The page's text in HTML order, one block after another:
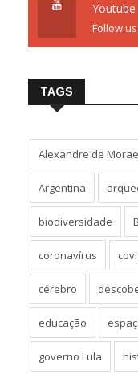
Youtube
Follow
TAGS
Alexandre de
Argentina
biodiversidade
coronavírus
cérebro
educação
governo Lula